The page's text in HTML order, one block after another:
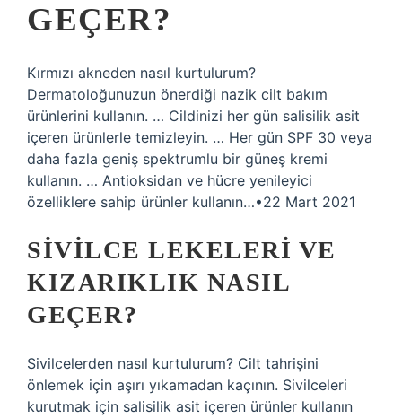
GEÇER?
Kırmızı akneden nasıl kurtulurum?
Dermatoloğunuzun önerdiği nazik cilt bakım
ürünlerini kullanın. … Cildinizi her gün salisilik asit
içeren ürünlerle temizleyin. … Her gün SPF 30 veya
daha fazla geniş spektrumlu bir güneş kremi
kullanın. … Antioksidan ve hücre yenileyici
özelliklere sahip ürünler kullanın…•22 Mart 2021
SIVILCE LEKELERI VE
KIZARIKLIK NASIL
GEÇER?
Sivilcelerden nasıl kurtulurum? Cilt tahrişini
önlemek için aşırı yıkamadan kaçının. Sivilceleri
kurutmak için salisilik asit içeren ürünler kullanın